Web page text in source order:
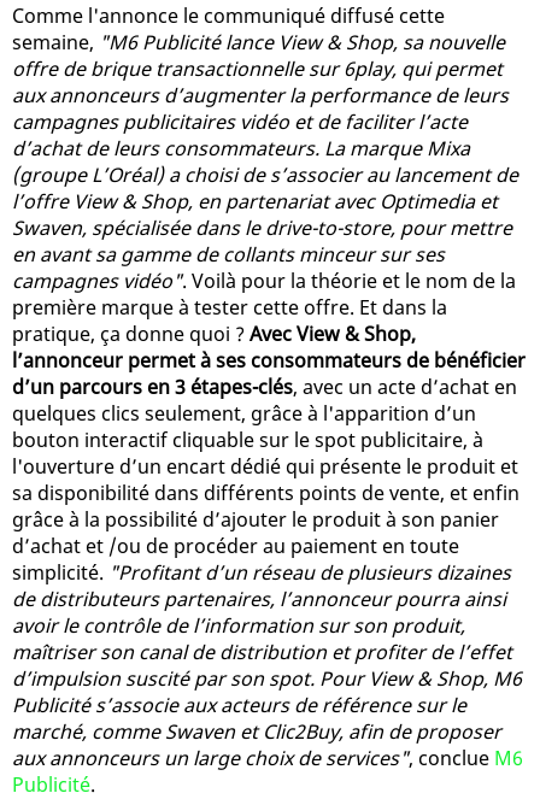
Comme l'annonce le communiqué diffusé cette
semaine, "M6 Publicité lance View & Shop, sa nouvelle
offre de brique transactionnelle sur 6play, qui permet
aux annonceurs d’augmenter la performance de leurs
campagnes publicitaires vidéo et de faciliter l’acte
d’achat de leurs consommateurs. La marque Mixa
(groupe L’Oréal) a choisi de s’associer au lancement de
l’offre View & Shop, en partenariat avec Optimedia et
Swaven, spécialisée dans le drive-to-store, pour mettre
en avant sa gamme de collants minceur sur ses
campagnes vidéo". Voilà pour la théorie et le nom de la
première marque à tester cette offre. Et dans la
pratique, ça donne quoi ?Avec View & Shop,
l’annonceur permet à ses consommateurs de bénéficier
d’un parcours en 3 étapes-clés, avec un acte d’achat en
quelques clics seulement, grâce à l'apparition d’un
bouton interactif cliquable sur le spot publicitaire, à
l'ouverture d’un encart dédié qui présente le produit et
sa disponibilité dans différents points de vente, et enfin
grâce à la possibilité d’ajouter le produit à son panier
d’achat et /ou de procéder au paiement en toute
simplicité. "Profitant d’un réseau de plusieurs dizaines
de distributeurs partenaires, l’annonceur pourra ainsi
avoir le contrôle de l’information sur son produit,
maîtriser son canal de distribution et profiter de l’effet
d’impulsion suscité par son spot. Pour View & Shop, M6
Publicité s’associe aux acteurs de référence sur le
marché, comme Swaven et Clic2Buy, afin de proposer
aux annonceurs un large choix de services", conclue M6
Publicité.